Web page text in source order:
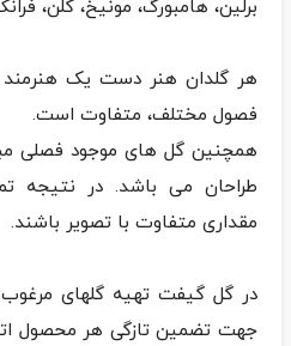
هر گلدان هنر دست یک
همچنین گل های موجود فصلی
طراحان می باشد. در نتیجه
در گل گیفت تهیه گلهای
جهت تضمین تازگی هر محصول